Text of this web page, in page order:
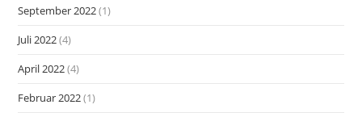
September 2022(1)
Juli 2022(4)
April 2022(4)
Februar 2022(1)